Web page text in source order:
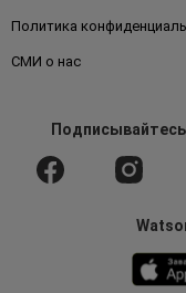
Политика
СМИ о нас
Подписывайтесь